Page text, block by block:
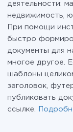
деятельности:
недвижимость,
При помощи
быстро
документы для
многое другое.
шаблоны
заголовок,
публиковать
ссылке.